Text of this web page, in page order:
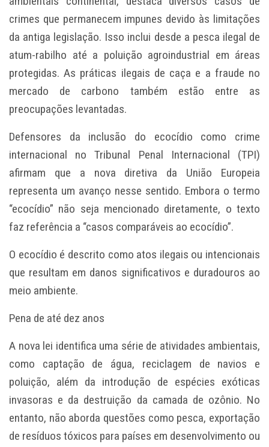
crimes que permanecem impunes devido às limitações
da antiga legislação. Isso inclui desde a pesca ilegal de
atum-rabilho até a poluição agroindustrial em áreas
protegidas. As práticas ilegais de caça e a fraude no
mercado de carbono também estão entre as
preocupações levantadas.
Defensores da inclusão do ecocídio como crime
internacional no Tribunal Penal Internacional (TPI)
afirmam que a nova diretiva da União Europeia
representa um avanço nesse sentido. Embora o termo
“ecocídio” não seja mencionado diretamente, o texto
faz referência a “casos comparáveis ao ecocídio”.
O ecocídio é descrito como atos ilegais ou intencionais
que resultam em danos significativos e duradouros ao
meio ambiente.
Pena de até dez anos
A nova lei identifica uma série de atividades ambientais,
como captação de água, reciclagem de navios e
poluição, além da introdução de espécies exóticas
invasoras e da destruição da camada de ozônio. No
entanto, não aborda questões como pesca, exportação
de resíduos tóxicos para países em desenvolvimento ou